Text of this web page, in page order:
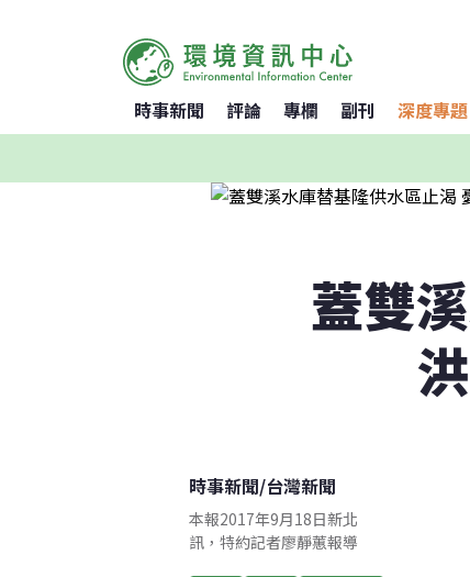
時事新聞 評論 專欄 副刊 深度專題
蓋雙
時事新聞/台灣新聞
本報2017年9月18日新北
訊，特約記者廖靜蕙報導